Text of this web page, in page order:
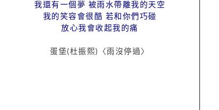
我還有一個夢 被雨水帶離我的天空
我的笑容會很酷 若和你們巧碰
放心我會收起我的痛
蛋堡(杜振熙)〈雨沒停過〉